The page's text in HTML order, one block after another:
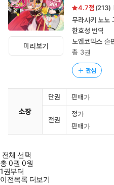
미리보기
4.7 (213)
무라사키 노노
한호성 번역
노엔코믹스 출
총 3권
관심
소장
단권 판매가
전권
정가
판매가
전체 선택
총0권 0원
1권부터
이전목록 더보기